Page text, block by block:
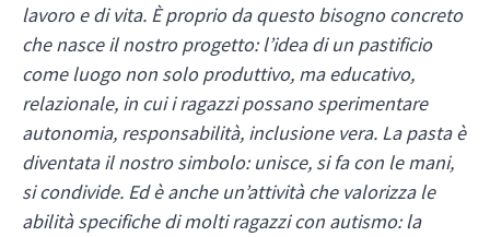
lavoro e di vita. È proprio da questo bisogno concreto
che nasce il nostro progetto: l’idea di un pastificio
come luogo non solo produttivo, ma educativo,
relazionale, in cui i ragazzi possano sperimentare
autonomia, responsabilità, inclusione vera. La pasta è
diventata il nostro simbolo: unisce, si fa con le mani,
si condivide. Ed è anche un’attività che valorizza le
abilità specifiche di molti ragazzi con autismo: la